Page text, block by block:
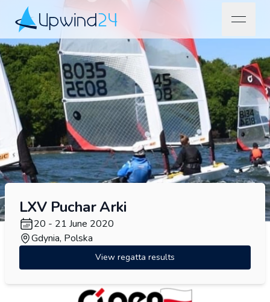
Upwind24
open
LXV Puchar Arki
20 - 21 June 2020
Gdynia, Polska
View regatta results